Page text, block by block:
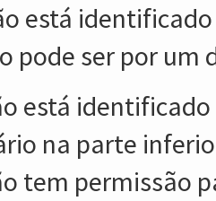
está
pode ser por um
está
na parte
tem permissão